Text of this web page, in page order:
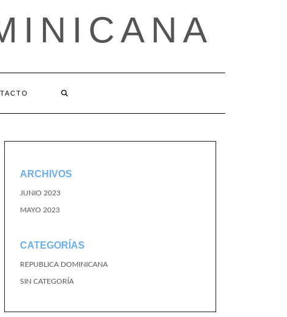
ARCHIVOS
JUNIO 2023
MAYO 2023
CATEGORÍAS
REPUBLICA DOMINICANA
SIN CATEGORÍA